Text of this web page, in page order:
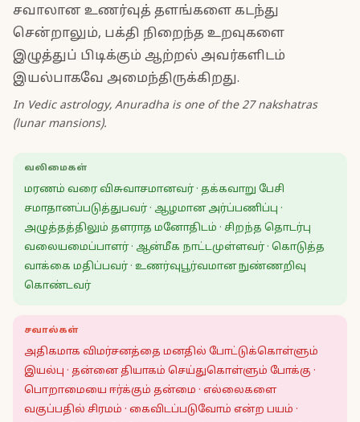
சவாலான உணர்வுத் தளங்களை கடந்து
சென்றாலும், பக்தி நிறைந்த உறவுகளை
இழுத்துப் பிடிக்கும் ஆற்றல் அவர்களிடம்
இயல்பாகவே அமைந்திருக்கிறது.
In Vedic astrology, Anuradha is one of the 27 nakshatras
(lunar mansions).
வலிமைகள்
மரணம் வரை விசுவாசமானவர் · தக்கவாறு பேசி
சமாதானப்படுத்துபவர் · ஆழமான அர்ப்பணிப்பு ·
அழுத்தத்திலும் தளராத மனோதிடம் · சிறந்த தொடர்பு
வலையமைப்பாளர் · ஆன்மீக நாட்டமுள்ளவர் · கொடுத்த
வாக்கை மதிப்பவர் · உணர்வுபூர்வமான நுண்ணறிவு
கொண்டவர்
சவால்கள்
அதிகமாக விமர்சனத்தை மனதில் போட்டுக்கொள்ளும்
இயல்பு · தன்னை தியாகம் செய்துகொள்ளும் போக்கு ·
பொறாமையை ஈர்க்கும் தன்மை · எல்லைகளை
வகுப்பதில் சிரமம் · கைவிடப்படுவோம் என்ற பயம் ·